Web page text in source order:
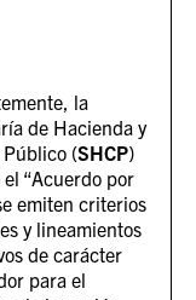
la
de Hacienda y
(SHCP)
“Acuerdo por
emiten criterios
y lineamientos
de carácter
para el